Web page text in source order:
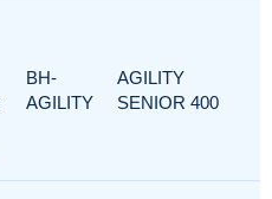
BH-
AGILITY
AGILITY
SENIOR 400